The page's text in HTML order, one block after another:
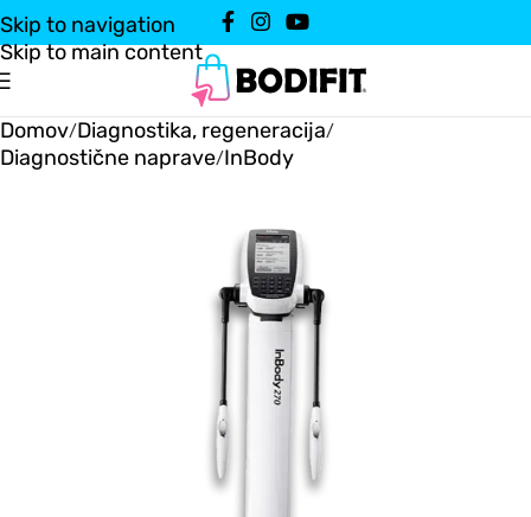
Skip to navigation
Skip to main content
Domov/Diagnostika, regeneracija/
Diagnostične naprave/InBody